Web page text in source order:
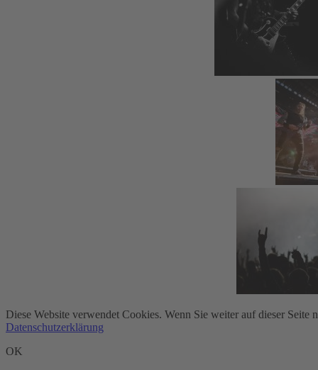
Diese Website verwendet Cookies. Wenn Sie weiter auf dieser
Datenschutzerklärung
OK